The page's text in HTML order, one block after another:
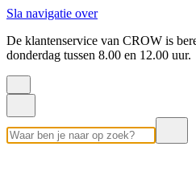
Sla navigatie over
De klantenservice van CROW is
donderdag tussen 8.00 en 12.00 uur.